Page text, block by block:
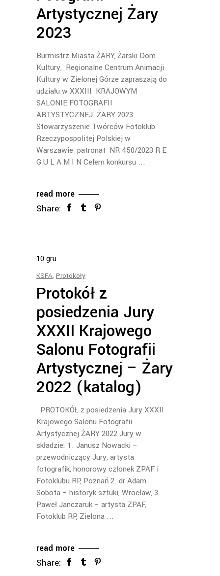
Artystycznej Żary
2023
Burmistrz Miasta ŻARY, Żarski Dom
Kultury, Regionalne Centrum Animacji
Kultury w Zielonej Górze zapraszają do
udziału w XXXIII KRAJOWYM
SALONIE FOTOGRAFII
ARTYSTYCZNEJ ŻARY 2023
Stowarzyszenie Twórców Fotoklub
Rzeczypospolitej Polskiej w
Warszawie patronat NR 450/2023 R E
G U L A M I N Celem konkursu
read more
Share:
10gru
KSFA, Protokoły
Protokół z
posiedzenia Jury
XXXII Krajowego
Salonu Fotografii
Artystycznej – Żary
2022 (katalog)
PROTOKÓŁ z posiedzenia Jury XXXII
Krajowego Salonu Fotografii
Artystycznej ŻARY 2022 Jury w
składzie: 1. Janusz Nowacki –
przewodniczący Jury, artysta
fotografik, honorowy członek ZPAF i
Fotoklubu RP, Poznań 2. dr Adam
Sobota – historyk sztuki, Wrocław, 3.
Paweł Janczaruk – artysta ZPAF,
Fotoklub RP, Zielona
read more
Share: